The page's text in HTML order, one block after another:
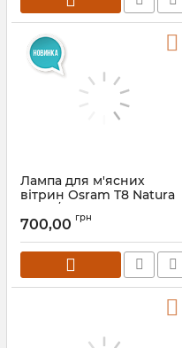
Лампа для м'ясних
вітрин Osram T8 Natura
L36W/76 G13 (1200мм)
700,00 грн